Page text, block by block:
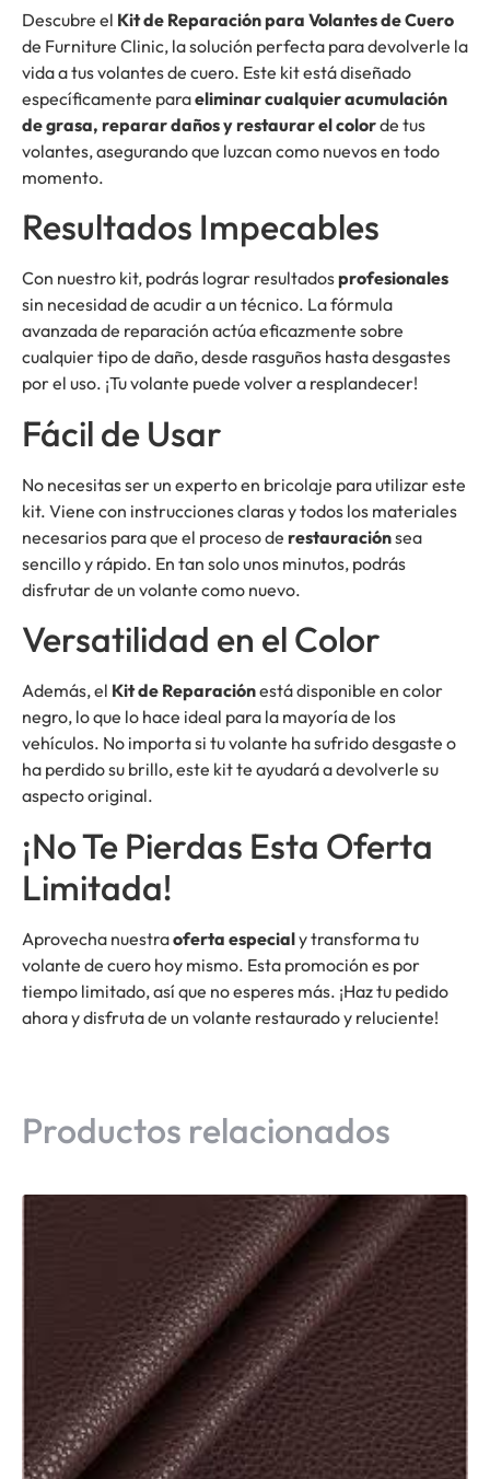
Descubre el Kit de Reparación para Volantes de Cuero
de Furniture Clinic, la solución perfecta para devolverle la
vida a tus volantes de cuero. Este kit está diseñado
específicamente paraeliminar cualquier acumulación
de grasa, reparar daños y restaurar el colorde tus
volantes, asegurando que luzcan como nuevos en todo
momento.
Resultados Impecables
Con nuestro kit, podrás lograr resultadosprofesionales
sin necesidad de acudir a un técnico. La fórmula
avanzada de reparación actúa eficazmente sobre
cualquier tipo de daño, desde rasguños hasta desgastes
por el uso. ¡Tu volante puede volver a resplandecer!
Fácil de Usar
No necesitas ser un experto en bricolaje para utilizar este
kit. Viene con instrucciones claras y todos los materiales
necesarios para que el proceso de restauraciónsea
sencillo y rápido. En tan solo unos minutos, podrás
disfrutar de un volante como nuevo.
Versatilidad en el Color
Además, el Kit de Reparaciónestá disponible en color
negro, lo que lo hace ideal para la mayoría de los
vehículos. No importa si tu volante ha sufrido desgaste o
ha perdido su brillo, este kit te ayudará a devolverle su
aspecto original.
¡No Te Pierdas Esta Oferta
Limitada!
Aprovecha nuestraoferta especialy transforma tu
volante de cuero hoy mismo. Esta promoción es por
tiempo limitado, así que no esperes más. ¡Haz tu pedido
ahora y disfruta de un volante restaurado y reluciente!
Productos relacionados